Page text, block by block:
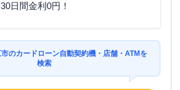
日間金利0円！
のカードローン自動契約機・店舗・ATMを
検索